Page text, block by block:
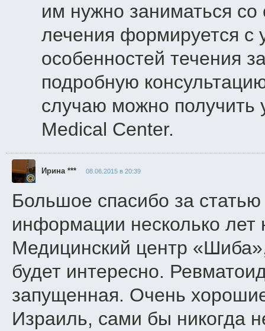
им нужно заниматься
лечения формируется с
особенностей течения
подробную
случаю можно получить
Medical Center.
Ирина *** 08.06.2015 в 20:39
Большое спасибо за
информации несколько
Медицинский центр
будет интересно.
запущенная. Очень
Израиль, сами бы никогда